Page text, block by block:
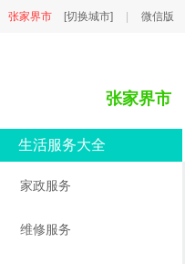
张家界市 [切换城市] 微信版
张家界市
生活服务大全
家政服务
维修服务